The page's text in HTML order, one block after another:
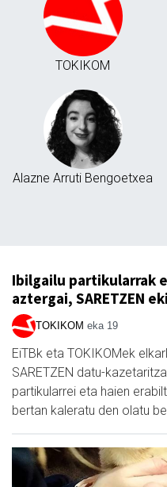
TOKIKOM
Alazne Arruti Bengoetxea
Ibilgailu partikularrak
aztergai, SARETZEN
TOKIKOM eka 19
EiTBk eta TOKIKOMek
SARETZEN datu-
partikularrei eta haien
bertan kaleratu den olatu